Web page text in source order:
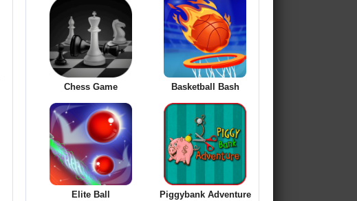
Chess Game Basketball Bash
Elite Ball Piggybank Adventure